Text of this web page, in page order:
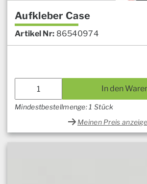
Aufkleber Case
Artikel Nr: 86540974
In den
Mindestbestellmenge: 1 Stück
Meinen Preis